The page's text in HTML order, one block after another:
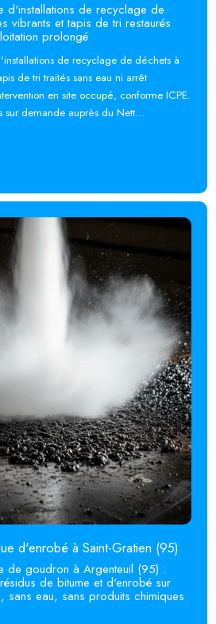
d'installations de recyclage de
vibrants et tapis de tri restaurés
prolongé
de recyclage de déchets à
de tri traités sans eau ni arrêt
en site occupé, conforme ICPE.
sur demande auprès du Nett...
d'enrobé à Saint-Gratien (95)
de goudron à Argenteuil (95) :
de bitume et d'enrobé sur
sans eau, sans produits chimiques